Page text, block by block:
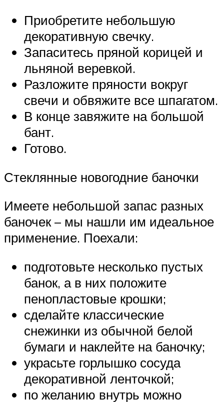
Приобретите небольшую
декоративную свечку.
Запаситесь пряной корицей и
льняной веревкой.
Разложите пряности вокруг
свечи и обвяжите все шпагатом.
В конце завяжите на большой
бант.
Готово.
Стеклянные новогодние баночки
Имеете небольшой запас разных
баночек – мы нашли им идеальное
применение. Поехали:
подготовьте несколько пустых
банок, а в них положите
пенопластовые крошки;
сделайте классические
снежинки из обычной белой
бумаги и наклейте на баночку;
украсьте горлышко сосуда
декоративной ленточкой;
по желанию внутрь можно